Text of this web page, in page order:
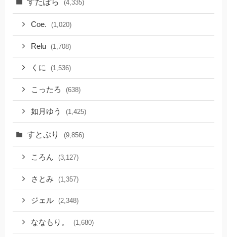
(4,335)
Coe. (1,020)
Relu (1,708)
くに (1,536)
こったろ (638)
如月ゆう (1,425)
すとぷり (9,856)
ころん (3,127)
さとみ (1,357)
ジェル (2,348)
ななもり。 (1,680)